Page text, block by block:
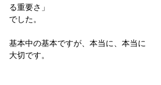
る重要さ」
でした。
基本中の基本ですが、本当に、本当に
大切です。